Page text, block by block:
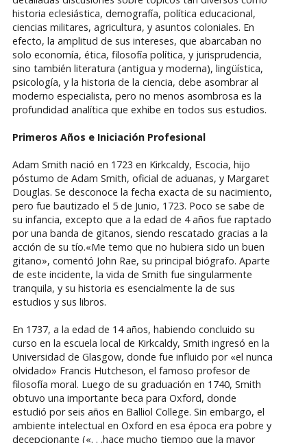
historia eclesiástica, demografía, política educacional,
ciencias militares, agricultura, y asuntos coloniales. En
efecto, la amplitud de sus intereses, que abarcaban no
solo economía, ética, filosofía política, y jurisprudencia,
sino también literatura (antigua y moderna), lingüística,
psicología, y la historia de la ciencia, debe asombrar al
moderno especialista, pero no menos asombrosa es la
profundidad analítica que exhibe en todos sus estudios.
Primeros Años e Iniciación Profesional
Adam Smith nació en 1723 en Kirkcaldy, Escocia, hijo
póstumo de Adam Smith, oficial de aduanas, y Margaret
Douglas. Se desconoce la fecha exacta de su nacimiento,
pero fue bautizado el 5 de Junio, 1723. Poco se sabe de
su infancia, excepto que a la edad de 4 años fue raptado
por una banda de gitanos, siendo rescatado gracias a la
acción de su tío.«Me temo que no hubiera sido un buen
gitano», comentó John Rae, su principal biógrafo. Aparte
de este incidente, la vida de Smith fue singularmente
tranquila, y su historia es esencialmente la de sus
estudios y sus libros.
En 1737, a la edad de 14 años, habiendo concluido su
curso en la escuela local de Kirkcaldy, Smith ingresó en la
Universidad de Glasgow, donde fue influido por «el nunca
olvidado» Francis Hutcheson, el famoso profesor de
filosofía moral. Luego de su graduación en 1740, Smith
obtuvo una importante beca para Oxford, donde
estudió por seis años en Balliol College. Sin embargo, el
ambiente intelectual en Oxford en esa época era pobre y
decepcionante («. . .hace mucho tiempo que la mayor